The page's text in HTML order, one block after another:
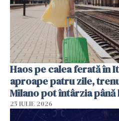
Haos pe calea ferată în
aproape patru zile,
Milano pot întârzia până
25 IULIE 2026